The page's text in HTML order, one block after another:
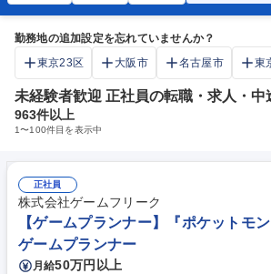
勤務地の追加設定を忘れていませんか？
東京23区
大阪市 名古屋市 東
未経験者歓迎 正社員の転職・求人・中
963件以上
1〜100件目を表示中
正社員
株式会社ゲームフリーク
【ゲームプランナー】『ポケットモ
ゲームプランナー
月給50万円以上